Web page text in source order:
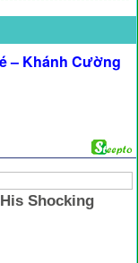
– Khánh Cường